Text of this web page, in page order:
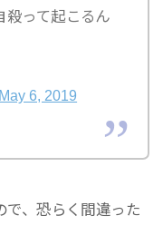
殺って起こるん
May 6, 2019
で、恐らく間違った